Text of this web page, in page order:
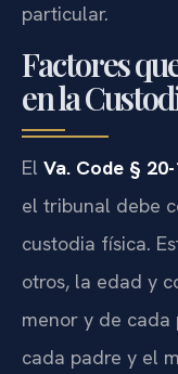
particular.
Factores
en la
El Va. Code §
el tribunal debe
custodia física.
otros, la edad y
menor y de cada
cada padre y el